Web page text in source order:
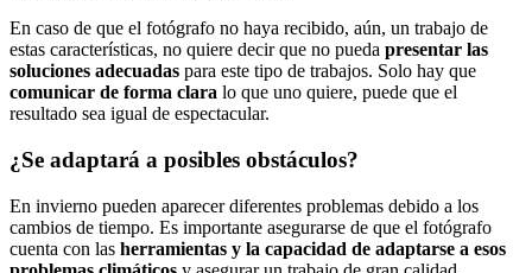
En caso de que el fotógrafo no haya recibido, aún, un trabajo de
estas características, no quiere decir que no pueda presentar las
soluciones adecuadas para este tipo de trabajos. Solo hay que
comunicar de forma clara lo que uno quiere, puede que el
resultado sea igual de espectacular.
¿Se adaptará a posibles obstáculos?
En invierno pueden aparecer diferentes problemas debido a los
cambios de tiempo. Es importante asegurarse de que el fotógrafo
cuenta con las herramientas y la capacidad de adaptarse a esos